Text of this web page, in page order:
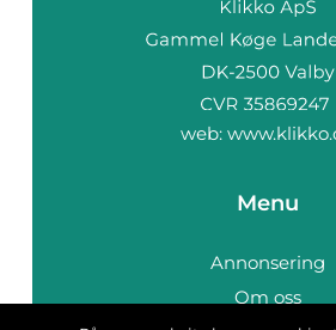
web:
Menu
Annonsering
Om oss